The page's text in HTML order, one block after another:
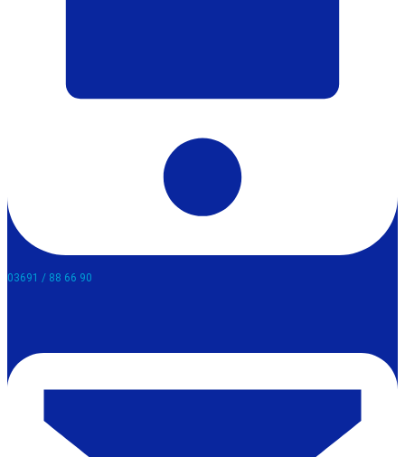
03691 / 88 66 90​